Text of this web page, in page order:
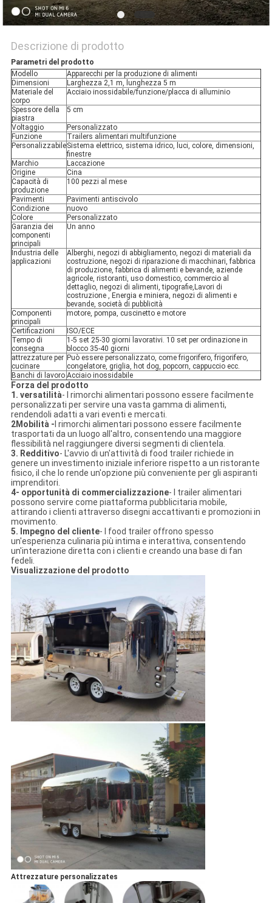
Descrizione di prodotto
Parametri del prodotto
Modello
Apparecchi per la produzione di alimenti
Dimensioni
Larghezza 2,1 m, lunghezza 5 m
Materiale del
corpo
Acciaio inossidabile/funzione/placca di alluminio
Spessore della
piastra
5 cm
Voltaggio
Personalizzato
Funzione
Trailers alimentari multifunzione
PersonalizzabileSistema elettrico, sistema idrico, luci, colore, dimensioni,
finestre
Marchio
Laccazione
Origine
Cina
Capacità di
produzione
100 pezzi al mese
Pavimenti
Pavimenti antiscivolo
Condizione
nuovo
Colore
Personalizzato
Garanzia dei
componenti
principali
Un anno
Industria delle
applicazioni
Alberghi, negozi di abbigliamento, negozi di materiali da
costruzione, negozi di riparazione di macchinari, fabbrica
di produzione, fabbrica di alimenti e bevande, aziende
agricole, ristoranti, uso domestico, commercio al
dettaglio, negozi di alimenti, tipografie,Lavori di
costruzione , Energia e miniera, negozi di alimenti e
bevande, società di pubblicità
Componenti
principali
motore, pompa, cuscinetto e motore
Certificazioni
ISO/ECE
Tempo di
consegna
1-5 set 25-30 giorni lavorativi. 10 set per ordinazione in
blocco 35-40 giorni
attrezzature per
cucinare
Può essere personalizzato, come frigorifero, frigorifero,
congelatore, griglia, hot dog, popcorn, cappuccio ecc.
Banchi di lavoro Acciaio inossidabile
Forza del prodotto
1. versatilità- I rimorchi alimentari possono essere facilmente
personalizzati per servire una vasta gamma di alimenti,
rendendoli adatti a vari eventi e mercati.
2Mobilità - I rimorchi alimentari possono essere facilmente
trasportati da un luogo all'altro, consentendo una maggiore
flessibilità nel raggiungere diversi segmenti di clientela.
3. Redditivo- L'avvio di un'attività di food trailer richiede in
genere un investimento iniziale inferiore rispetto a un ristorante
fisico, il che lo rende un'opzione più conveniente per gli aspiranti
imprenditori.
4- opportunità di commercializzazione- I trailer alimentari
possono servire come piattaforma pubblicitaria mobile,
attirando i clienti attraverso disegni accattivanti e promozioni in
movimento.
5. Impegno del cliente- I food trailer offrono spesso
un'esperienza culinaria più intima e interattiva, consentendo
un'interazione diretta con i clienti e creando una base di fan
fedeli.
Visualizzazione del prodotto
Attrezzature personalizzates